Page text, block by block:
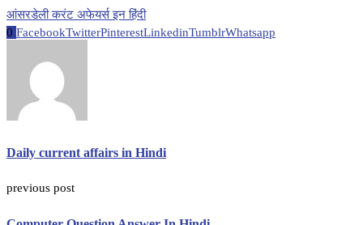
आंसरडेली करंट अफेयर्स इन हिंदी
0 FacebookTwitterPinterestLinkedinTumblrWhatsapp
Daily current affairs in Hindi
previous post